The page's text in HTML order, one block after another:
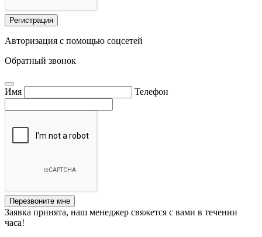
Регистрация
Авторизация с помощью соцсетей
Обратный звонок
Имя Телефон
Перезвоните мне
Заявка принята, наш менеджер свяжется с вами в течении
часа!